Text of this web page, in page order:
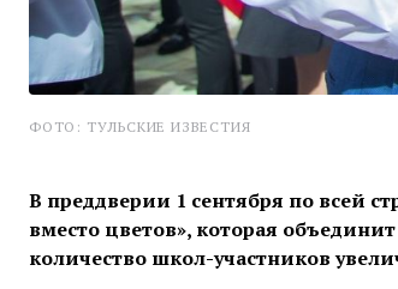
ФОТО: ТУЛЬСКИЕ ИЗВЕСТИЯ
В преддверии 1 сентября по всей
вместо цветов», которая
количество школ-участников